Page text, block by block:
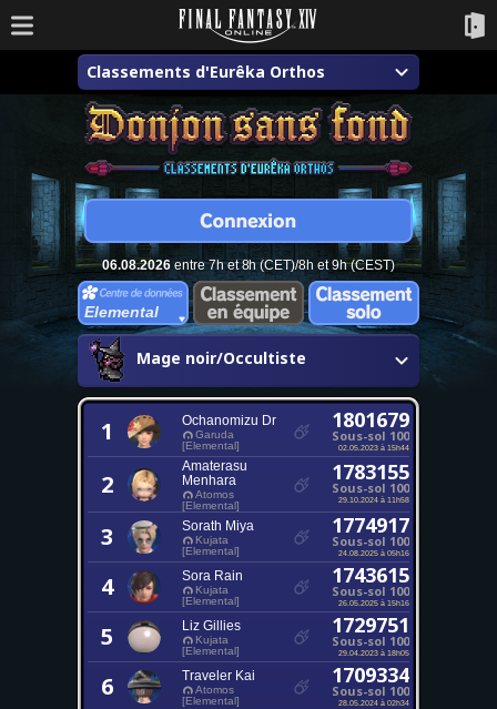
Classements d'Eurêka Orthos
06.08.2026entre 7h et 8h (CET)/8h et 9h (CEST)
Elemental
Mage noir/Occultiste
1 Ochanomizu Dr
Garuda
[Elemental]
1801679
Sous-sol 100
02.05.2023 à 15h44
2
Amaterasu
Menhara
Atomos
[Elemental]
1783155
Sous-sol 100
29.10.2024 à 11h58
3 Sorath Miya
Kujata
[Elemental]
1774917
Sous-sol 100
24.08.2025 à 05h16
4 Sora Rain
Kujata
[Elemental]
1743615
Sous-sol 100
26.05.2025 à 15h16
5 Liz Gillies
Kujata
[Elemental]
1729751
Sous-sol 100
29.04.2023 à 18h05
6 Traveler Kai
Atomos
[Elemental]
1709334
Sous-sol 100
28.05.2024 à 02h34